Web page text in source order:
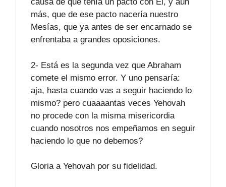
más, que de ese pacto nacería nuestro
Mesías, que ya antes de ser encarnado se
enfrentaba a grandes oposiciones.
2- Está es la segunda vez que Abraham
comete el mismo error. Y uno pensaría:
aja, hasta cuando vas a seguir haciendo lo
mismo? pero cuaaaantas veces Yehovah
no procede con la misma misericordia
cuando nosotros nos empeñamos en seguir
haciendo lo que no debemos?
Gloria a Yehovah por su fidelidad.